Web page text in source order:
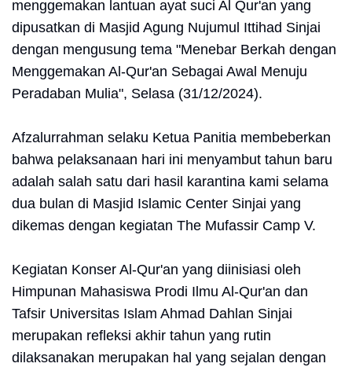
menggemakan lantuan ayat suci Al Qur'an yang
dipusatkan di Masjid Agung Nujumul Ittihad Sinjai
dengan mengusung tema "Menebar Berkah dengan
Menggemakan Al-Qur'an Sebagai Awal Menuju
Peradaban Mulia", Selasa (31/12/2024).
Afzalurrahman selaku Ketua Panitia membeberkan
bahwa pelaksanaan hari ini menyambut tahun baru
adalah salah satu dari hasil karantina kami selama
dua bulan di Masjid Islamic Center Sinjai yang
dikemas dengan kegiatan The Mufassir Camp V.
Kegiatan Konser Al-Qur'an yang diinisiasi oleh
Himpunan Mahasiswa Prodi Ilmu Al-Qur'an dan
Tafsir Universitas Islam Ahmad Dahlan Sinjai
merupakan refleksi akhir tahun yang rutin
dilaksanakan merupakan hal yang sejalan dengan